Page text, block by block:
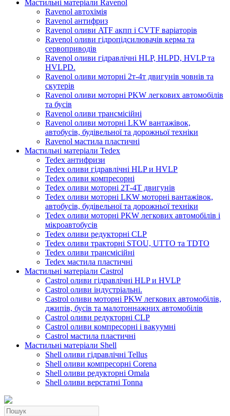
Мастильні матеріали Ravenol
Ravenol автохімія
Ravenol антифриз
Ravenol оливи ATF акпп і CVTF варіаторів
Ravenol оливи гідропідсилювачів керма та
сервоприводів
Ravenol оливи гідравлічні HLP, HLPD, HVLP та
HVLPD.
Ravenol оливи моторні 2т-4т двигунів човнів та
скутерів
Ravenol оливи моторні PKW легкових автомобілів
та бусів
Ravenol оливи трансмісійні
Ravenol оливи моторні LKW вантажівок,
автобусів, будівельної та дорожньої техніки
Ravenol мастила пластичні
Мастильні матеріали Tedex
Tedex антифризи
Tedex оливи гідравлічні HLP и HVLP
Tedex оливи компресорні
Tedex оливи моторні 2Т-4Т двигунів
Tedex оливи моторні LKW моторні вантажівок,
автобусів, будівельної та дорожньої техніки
Tedex оливи моторні PKW легкових автомобілів і
мікроавтобусів
Tedex оливи редукторні CLP
Tedex оливи тракторні STOU, UTTO та TDTO
Tedex оливи трансмісійні
Tedex мастила пластичні
Мастильні матеріали Castrol
Castrol оливи гідравлічні HLP и HVLP
Castrol оливи індустріальні.
Castrol оливи моторні PKW легкових автомобілів,
джипів, бусів та малотоннажних автомобілів
Castrol оливи редукторні CLP
Castrol оливи компресорні і вакуумні
Castrol мастила пластичні
Мастильні матеріали Shell
Shell оливи гідравлічні Tellus
Shell оливи компресорні Corena
Shell оливи редукторні Omala
Shell оливи верстатні Tonna